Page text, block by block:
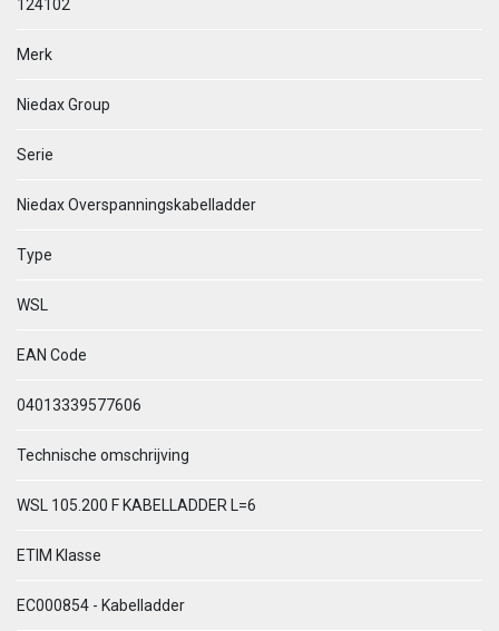
124102
Merk
Niedax Group
Serie
Niedax Overspanningskabelladder
Type
WSL
EAN Code
04013339577606
Technische omschrijving
WSL 105.200 F KABELLADDER L=6
ETIM Klasse
EC000854 - Kabelladder